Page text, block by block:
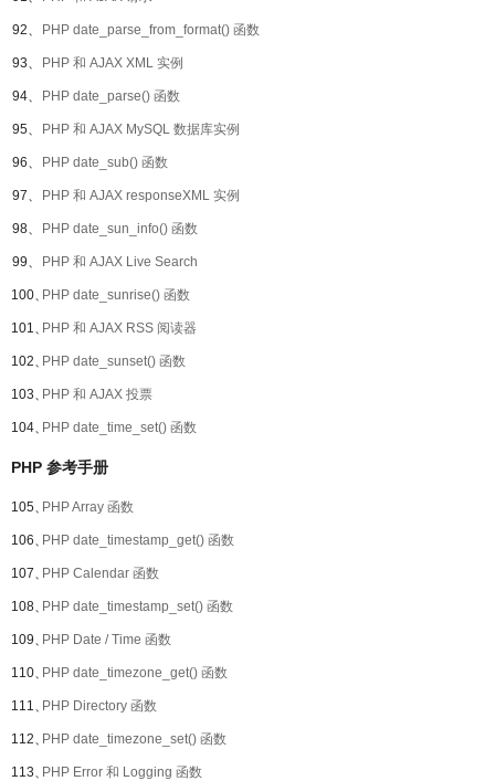
92、 PHP date_parse_from_format() 函数
93、 PHP 和 AJAX XML 实例
94、 PHP date_parse() 函数
95、 PHP 和 AJAX MySQL 数据库实例
96、 PHP date_sub() 函数
97、 PHP 和 AJAX responseXML 实例
98、 PHP date_sun_info() 函数
99、 PHP 和 AJAX Live Search
100、PHP date_sunrise() 函数
101、PHP 和 AJAX RSS 阅读器
102、PHP date_sunset() 函数
103、PHP 和 AJAX 投票
104、PHP date_time_set() 函数
PHP 参考手册
105、PHP Array 函数
106、PHP date_timestamp_get() 函数
107、PHP Calendar 函数
108、PHP date_timestamp_set() 函数
109、PHP Date / Time 函数
110、PHP date_timezone_get() 函数
111、PHP Directory 函数
112、PHP date_timezone_set() 函数
113、PHP Error 和 Logging 函数